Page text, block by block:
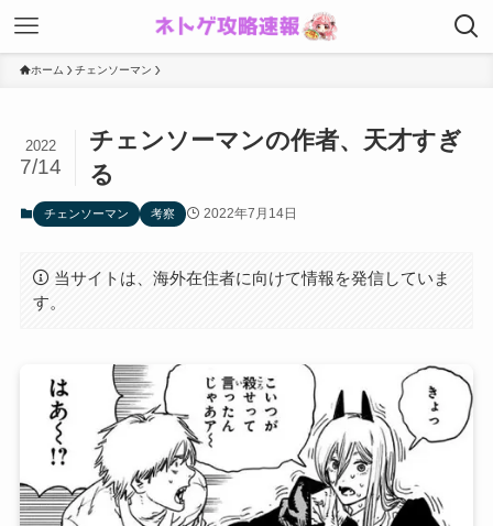
ホーム チェンソーマン
チェンソーマンの作者、天才すぎ
る
2022
7/14
チェンソーマン 考察 2022年7月14日
当サイトは、海外在住者に向けて情報を発信していま
す。